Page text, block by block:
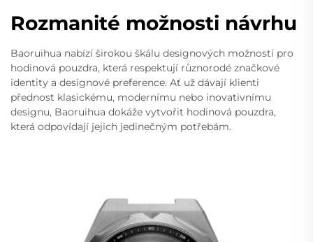
Rozmanité možnosti návrhu
Baoruihua nabízí širokou škálu designových možností pro
hodinová pouzdra, která respektují různorodé značkové
identity a designové preference. Ať už dávají klienti
přednost klasickému, modernímu nebo inovativnímu
designu, Baoruihua dokáže vytvořit hodinová pouzdra,
která odpovídají jejich jedinečným potřebám.